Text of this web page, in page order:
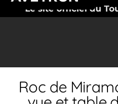
Le site officiel du
Roc de